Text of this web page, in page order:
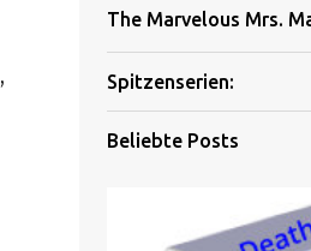
The Marvelous Mrs.
Spitzenserien:
Beliebte Posts